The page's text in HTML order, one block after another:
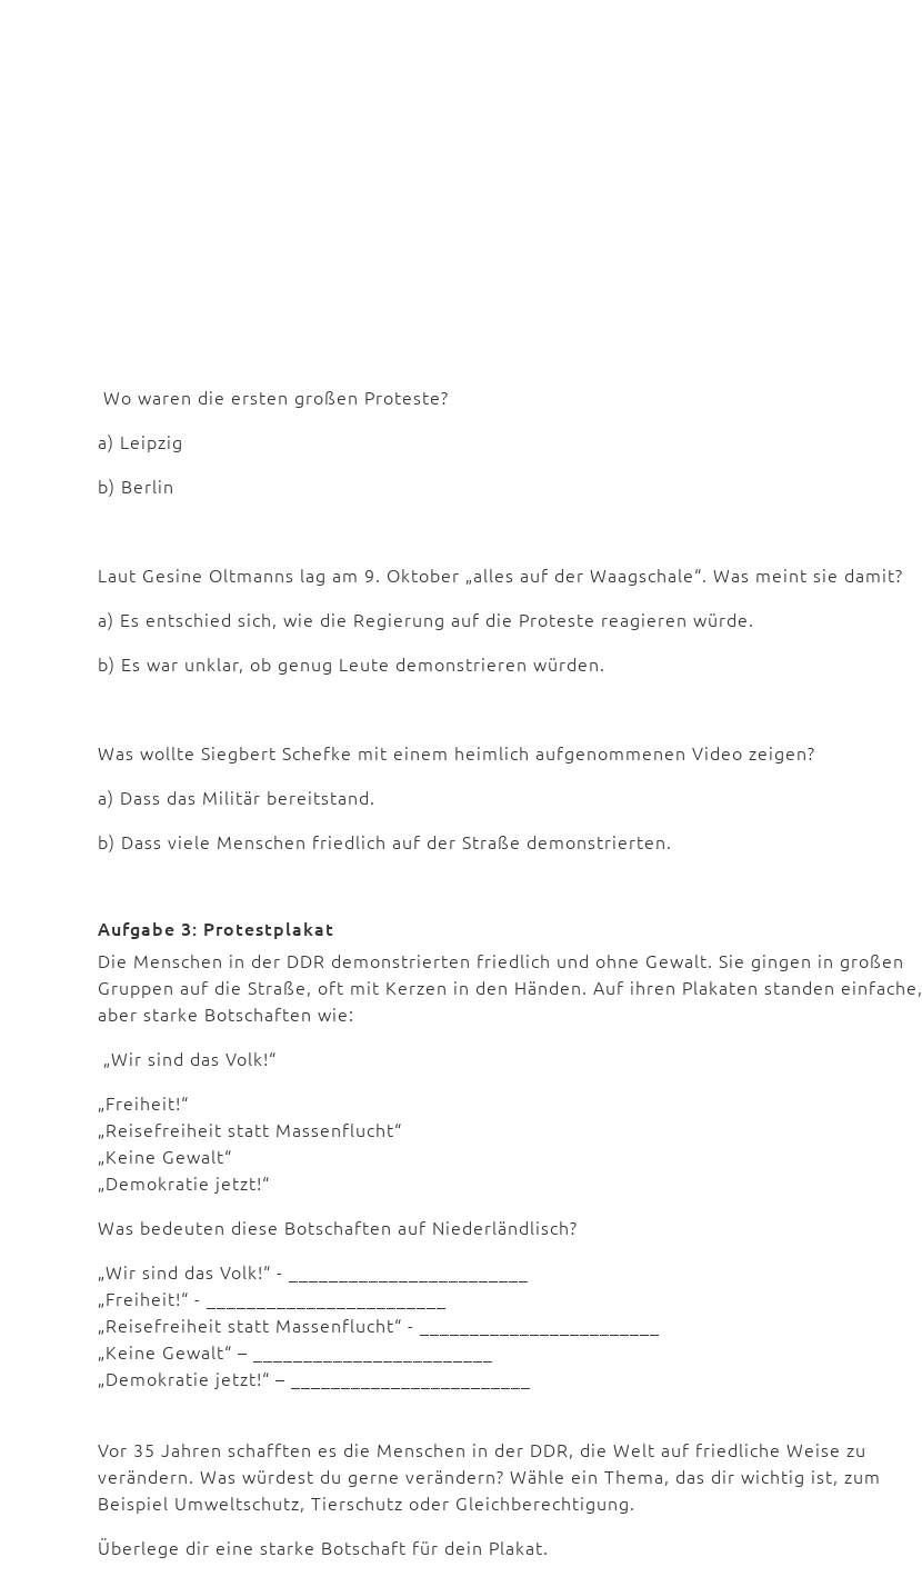
Wo waren die ersten großen Proteste?
a) Leipzig
b) Berlin
Laut Gesine Oltmanns lag am 9. Oktober „alles auf der Waagschale“. Was meint sie damit?
a) Es entschied sich, wie die Regierung auf die Proteste reagieren würde.
b) Es war unklar, ob genug Leute demonstrieren würden.
Was wollte Siegbert Schefke mit einem heimlich aufgenommenen Video zeigen?
a) Dass das Militär bereitstand.
b) Dass viele Menschen friedlich auf der Straße demonstrierten.
Aufgabe 3: Protestplakat
Die Menschen in der DDR demonstrierten friedlich und ohne Gewalt. Sie gingen in großen
Gruppen auf die Straße, oft mit Kerzen in den Händen. Auf ihren Plakaten standen einfache,
aber starke Botschaften wie:
„Wir sind das Volk!“
„Freiheit!“
„Reisefreiheit statt Massenflucht“
„Keine Gewalt“
„Demokratie jetzt!“
Was bedeuten diese Botschaften auf Niederländlisch?
„Wir sind das Volk!“ - ________________________
„Freiheit!“ - ________________________
„Reisefreiheit statt Massenflucht“ - ________________________
„Keine Gewalt“ – ________________________
„Demokratie jetzt!“ – ________________________
Vor 35 Jahren schafften es die Menschen in der DDR, die Welt auf friedliche Weise zu
verändern. Was würdest du gerne verändern? Wähle ein Thema, das dir wichtig ist, zum
Beispiel Umweltschutz, Tierschutz oder Gleichberechtigung.
Überlege dir eine starke Botschaft für dein Plakat.